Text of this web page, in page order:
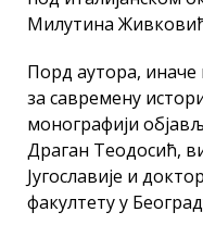
Милутина
Порд аутора, иначе
за савремену
монографији
Драган Теодосић,
Југославије и
факултету у